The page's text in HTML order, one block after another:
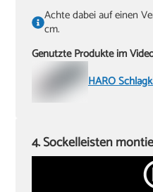
Achte dabei auf einen
cm.
Genutzte Produkte im
HARO
4. Sockelleisten